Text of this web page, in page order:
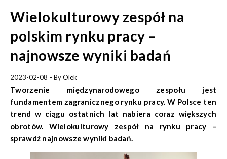
Wielokulturowy zespół na
polskim rynku pracy –
najnowsze wyniki badań
2023-02-08 - ByOlek
Tworzenie międzynarodowego zespołu jest
fundamentem zagranicznego rynku pracy. W Polsce ten
trend w ciągu ostatnich lat nabiera coraz większych
obrotów. Wielokulturowy zespół na rynku pracy –
sprawdź najnowsze wyniki badań.